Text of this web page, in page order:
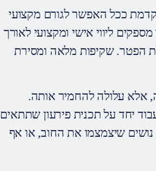
ככל האפשר לגורם מקצועי
ליווי אישי ומקצועי לאורך
הפטר. שקיפות מלאה ומסירת
אלא עלולה להחמיר אותה.
יחד על תכנית פירעון שתתאים
נושים שיצמצמו את החוב, או אף